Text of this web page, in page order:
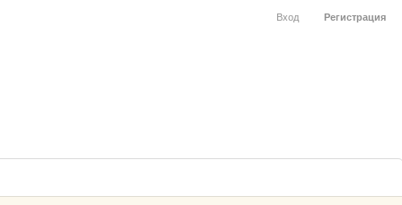
Вход Регистрация